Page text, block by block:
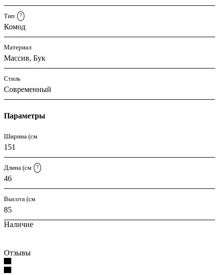
Тип ?
Комод
Материал
Массив, Бук
Стиль
Современный
Параметры
Ширина (см
151
Длина (см ?
46
Высота (см
85
Наличие
Отзывы